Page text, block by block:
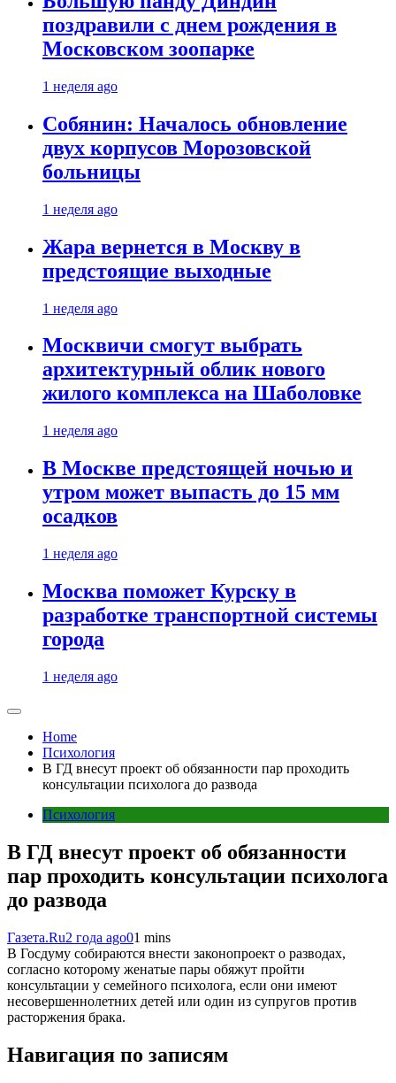
поздравили с днем рождения в
Московском зоопарке
1 неделя ago
Собянин: Началось обновление
двух корпусов Морозовской
больницы
1 неделя ago
Жара вернется в Москву в
предстоящие выходные
1 неделя ago
Москвичи смогут выбрать
архитектурный облик нового
жилого комплекса на Шаболовке
1 неделя ago
В Москве предстоящей ночью и
утром может выпасть до 15 мм
осадков
1 неделя ago
Москва поможет Курску в
разработке транспортной системы
города
1 неделя ago
Home
Психология
В ГД внесут проект об обязанности пар проходить
консультации психолога до развода
Психология
В ГД внесут проект об обязанности
пар проходить консультации психолога
до развода
Газета.Ru2 года ago01 mins
В Госдуму собираются внести законопроект о разводах,
согласно которому женатые пары обяжут пройти
консультации у семейного психолога, если они имеют
несовершеннолетних детей или один из супругов против
расторжения брака.
Навигация по записям